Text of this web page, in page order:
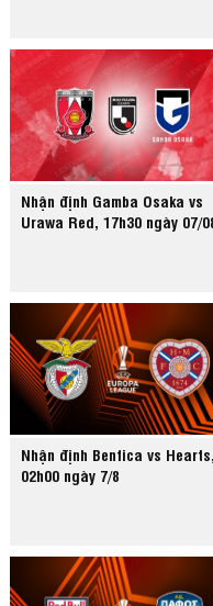
Nhận định Gamba Osaka vs
Urawa Red, 17h30 ngày 07/
Nhận định Benfica vs Hearts,
02h00 ngày 7/8